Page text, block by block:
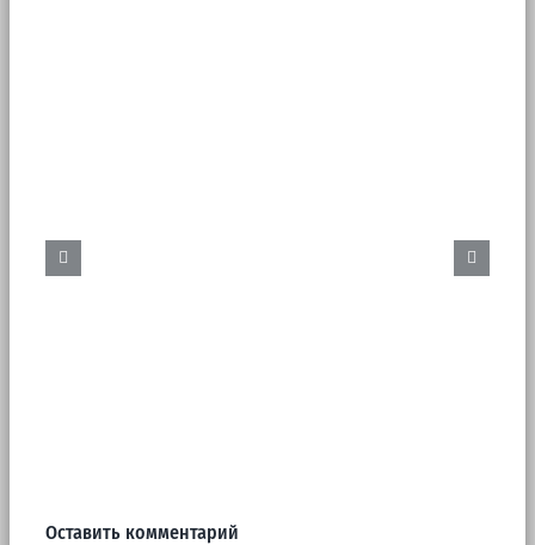
Бурение скважин. Цена.
Оставить комментарий